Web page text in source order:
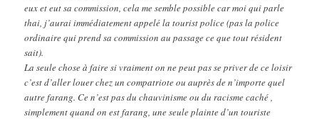
eux et eut sa commission, cela me semble possible car moi qui parle
thai, j’aurai immédiatement appelé la tourist police (pas la police
ordinaire qui prend sa commission au passage ce que tout résident
sait).
La seule chose à faire si vraiment on ne peut pas se priver de ce loisir
c’est d’aller louer chez un compatriote ou auprès de n’importe quel
autre farang. Ce n’est pas du chauvinisme ou du racisme caché ,
simplement quand on est farang, une seule plainte d’un touriste